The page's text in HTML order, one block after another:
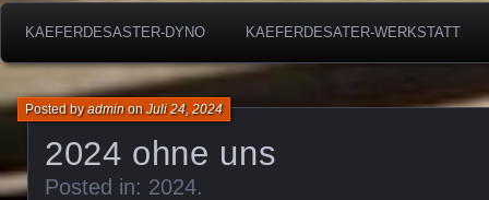
KAEFERDESASTER-DYNO KAEFERDESATER-WERKSTATT
2024 ohne uns
Posted byadminonJuli 24, 2024
Posted in: 2024.